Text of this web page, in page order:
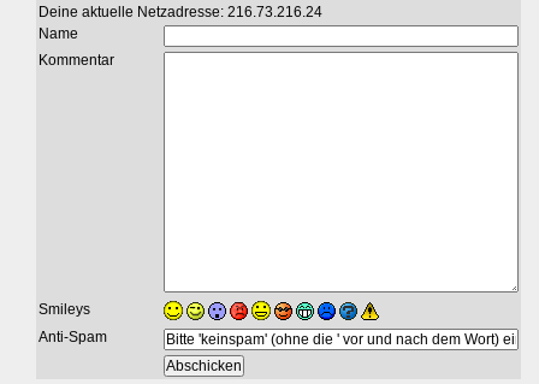
Deine aktuelle Netzadresse: 216.73.216.24
Name
Kommentar
Smileys
Anti-Spam